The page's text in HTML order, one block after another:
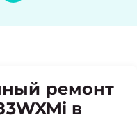
ремонт
в